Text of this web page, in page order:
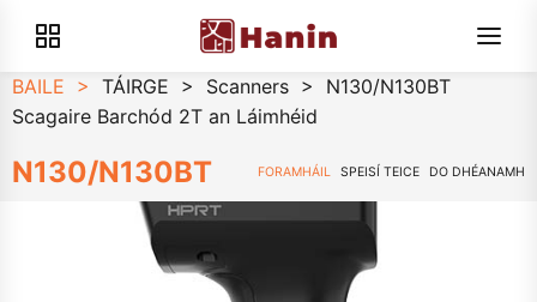
BAILE > TÁIRGE > Scanners >
N130/N130BT
Scagaire Barchód 2T an Láimhéid
N130/N130BT FORAMHÁIL SPEISÍ TEICE DO DHÉANAMH